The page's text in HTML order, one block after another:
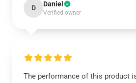
D Daniel
Verified owner
The performance of this product